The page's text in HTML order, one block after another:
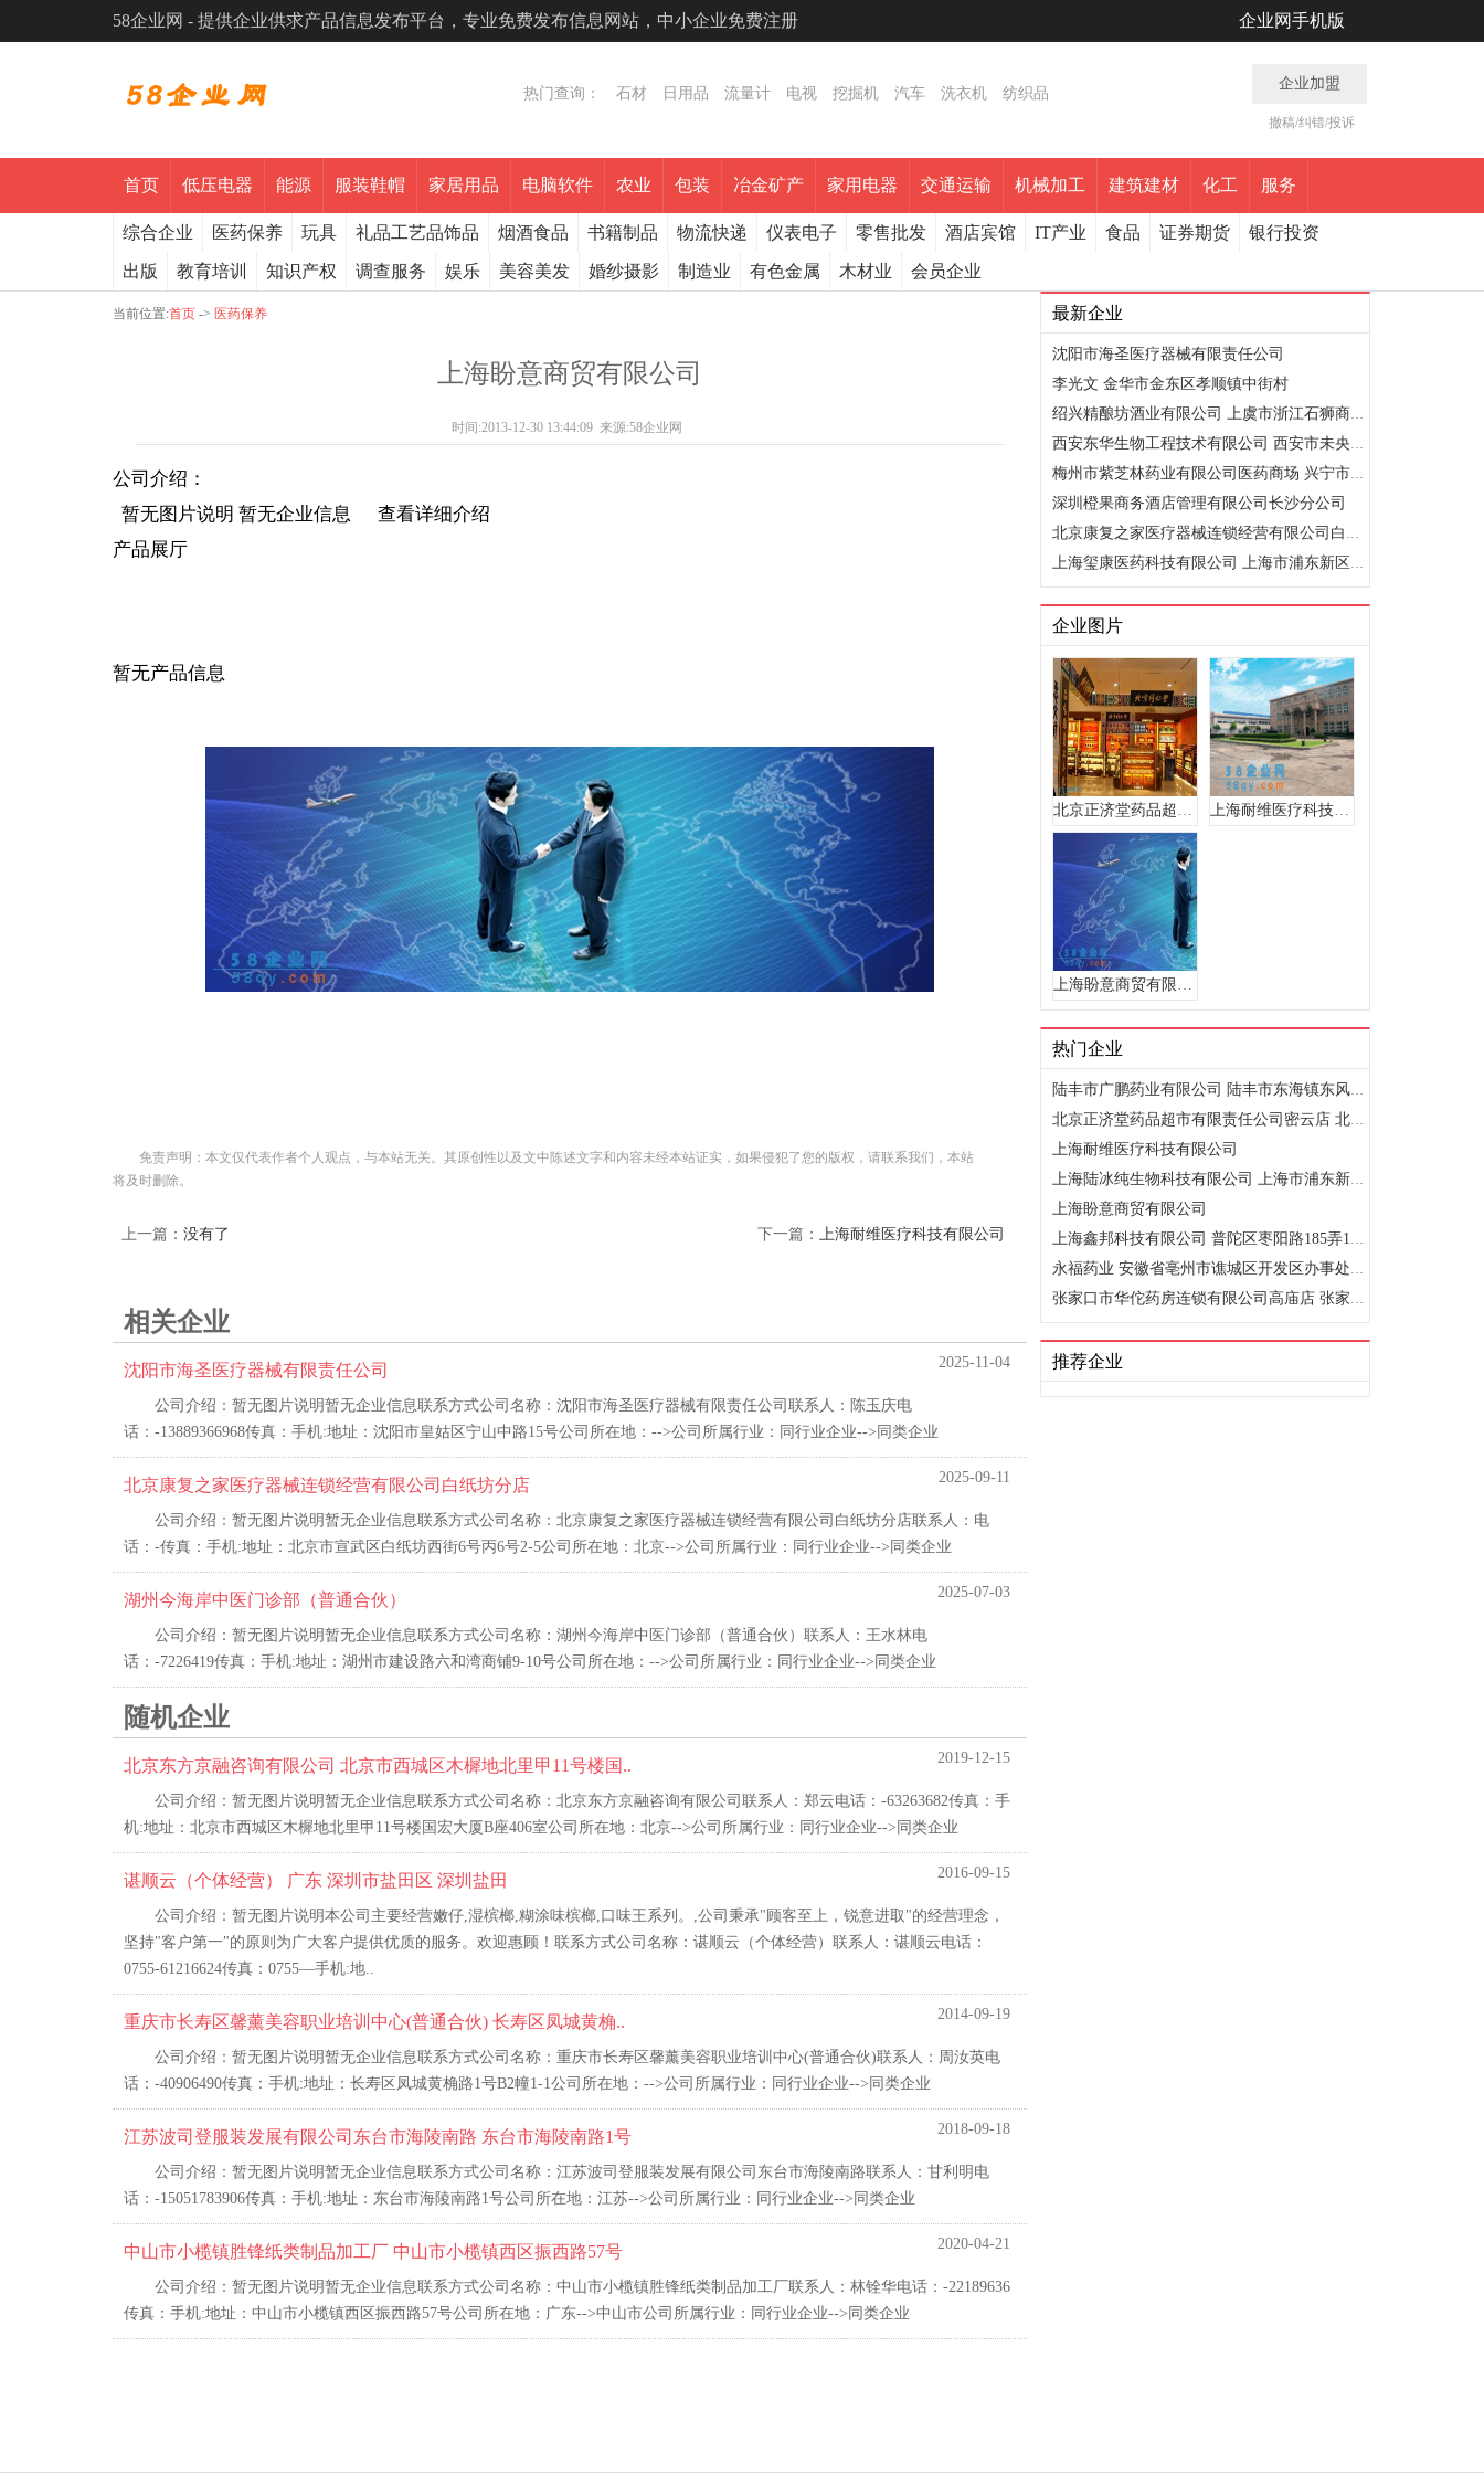
58企业网 - 提供企业供求产品信息发布平台，专业免费发布信息网站，中小企业免费注册 企业网手机版
企业加盟
撤稿/纠错/投诉
热门查询： 石材 日用品 流量计 电视 挖掘机 汽车 洗衣机 纺织品
首页 低压电器 能源 服装鞋帽 家居用品 电脑软件 农业 包装 冶金矿产 家用电器 交通运输 机械加工 建筑建材 化工 服务
综合企业 医药保养 玩具 礼品工艺品饰品 烟酒食品 书籍制品 物流快递 仪表电子 零售批发 酒店宾馆 IT产业 食品 证券期货 银行投资
出版 教育培训 知识产权 调查服务 娱乐 美容美发 婚纱摄影 制造业 有色金属 木材业 会员企业
当前位置:首页 -> 医药保养
上海盼意商贸有限公司
时间:2013-12-30 13:44:09 来源:58企业网
公司介绍：
暂无图片说明 暂无企业信息 查看详细介绍
产品展厅
暂无产品信息
免责声明：本文仅代表作者个人观点，与本站无关。其原创性以及文中陈述文字和内容未经本站证实，如果侵犯了您的版权，请联系我们，本站
将及时删除。
上一篇： 没有了 下一篇： 上海耐维医疗科技有限公司
相关企业
2025-11-04
沈阳市海圣医疗器械有限责任公司
公司介绍：暂无图片说明暂无企业信息联系方式公司名称：沈阳市海圣医疗器械有限责任公司联系人：陈玉庆电
话：-13889366968传真：手机:地址：沈阳市皇姑区宁山中路15号公司所在地：-->公司所属行业：同行业企业-->同类企业
2025-09-11
北京康复之家医疗器械连锁经营有限公司白纸坊分店
公司介绍：暂无图片说明暂无企业信息联系方式公司名称：北京康复之家医疗器械连锁经营有限公司白纸坊分店联系人：电
话：-传真：手机:地址：北京市宣武区白纸坊西街6号丙6号2-5公司所在地：北京-->公司所属行业：同行业企业-->同类企业
2025-07-03
湖州今海岸中医门诊部（普通合伙）
公司介绍：暂无图片说明暂无企业信息联系方式公司名称：湖州今海岸中医门诊部（普通合伙）联系人：王水林电
话：-7226419传真：手机:地址：湖州市建设路六和湾商铺9-10号公司所在地：-->公司所属行业：同行业企业-->同类企业
随机企业
2019-12-15
北京东方京融咨询有限公司 北京市西城区木樨地北里甲11号楼国..
公司介绍：暂无图片说明暂无企业信息联系方式公司名称：北京东方京融咨询有限公司联系人：郑云电话：-63263682传真：手
机:地址：北京市西城区木樨地北里甲11号楼国宏大厦B座406室公司所在地：北京-->公司所属行业：同行业企业-->同类企业
2016-09-15
谌顺云（个体经营） 广东 深圳市盐田区 深圳盐田
公司介绍：暂无图片说明本公司主要经营嫩仔,湿槟榔,糊涂味槟榔,口味王系列。,公司秉承"顾客至上，锐意进取"的经营理念，
坚持"客户第一"的原则为广大客户提供优质的服务。欢迎惠顾！联系方式公司名称：谌顺云（个体经营）联系人：谌顺云电话：
0755-61216624传真：0755—手机:地..
2014-09-19
重庆市长寿区馨薰美容职业培训中心(普通合伙) 长寿区凤城黄桷..
公司介绍：暂无图片说明暂无企业信息联系方式公司名称：重庆市长寿区馨薰美容职业培训中心(普通合伙)联系人：周汝英电
话：-40906490传真：手机:地址：长寿区凤城黄桷路1号B2幢1-1公司所在地：-->公司所属行业：同行业企业-->同类企业
2018-09-18
江苏波司登服装发展有限公司东台市海陵南路 东台市海陵南路1号
公司介绍：暂无图片说明暂无企业信息联系方式公司名称：江苏波司登服装发展有限公司东台市海陵南路联系人：甘利明电
话：-15051783906传真：手机:地址：东台市海陵南路1号公司所在地：江苏-->公司所属行业：同行业企业-->同类企业
2020-04-21
中山市小榄镇胜锋纸类制品加工厂 中山市小榄镇西区振西路57号
公司介绍：暂无图片说明暂无企业信息联系方式公司名称：中山市小榄镇胜锋纸类制品加工厂联系人：林铨华电话：-22189636
传真：手机:地址：中山市小榄镇西区振西路57号公司所在地：广东-->中山市公司所属行业：同行业企业-->同类企业
最新企业
沈阳市海圣医疗器械有限责任公司
李光文 金华市金东区孝顺镇中街村
绍兴精酿坊酒业有限公司 上虞市浙江石狮商贸城小商品服装广场..
西安东华生物工程技术有限公司 西安市未央区 东元路66号103室
梅州市紫芝林药业有限公司医药商场 兴宁市曙光路万利豪庭首层
深圳橙果商务酒店管理有限公司长沙分公司
北京康复之家医疗器械连锁经营有限公司白纸坊分店
上海玺康医药科技有限公司 上海市浦东新区三林路235号5幢102室
企业图片
北京正济堂药品超市有限责任公司密云店 北京市密云县鼓楼东大.. 上海耐维医疗科技有限公司
上海盼意商贸有限公司
热门企业
陆丰市广鹏药业有限公司 陆丰市东海镇东风区南堤路35-36号
北京正济堂药品超市有限责任公司密云店 北京市密云县鼓楼东大..
上海耐维医疗科技有限公司
上海陆冰纯生物科技有限公司 上海市浦东新区万祥镇宏祥北路83..
上海盼意商贸有限公司
上海鑫邦科技有限公司 普陀区枣阳路185弄19号
永福药业 安徽省亳州市谯城区开发区办事处望龙社区31号
张家口市华佗药房连锁有限公司高庙店 张家口高新区老鸦庄镇高..
推荐企业